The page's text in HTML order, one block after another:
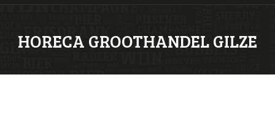
HORECA GROOTHANDEL GILZE